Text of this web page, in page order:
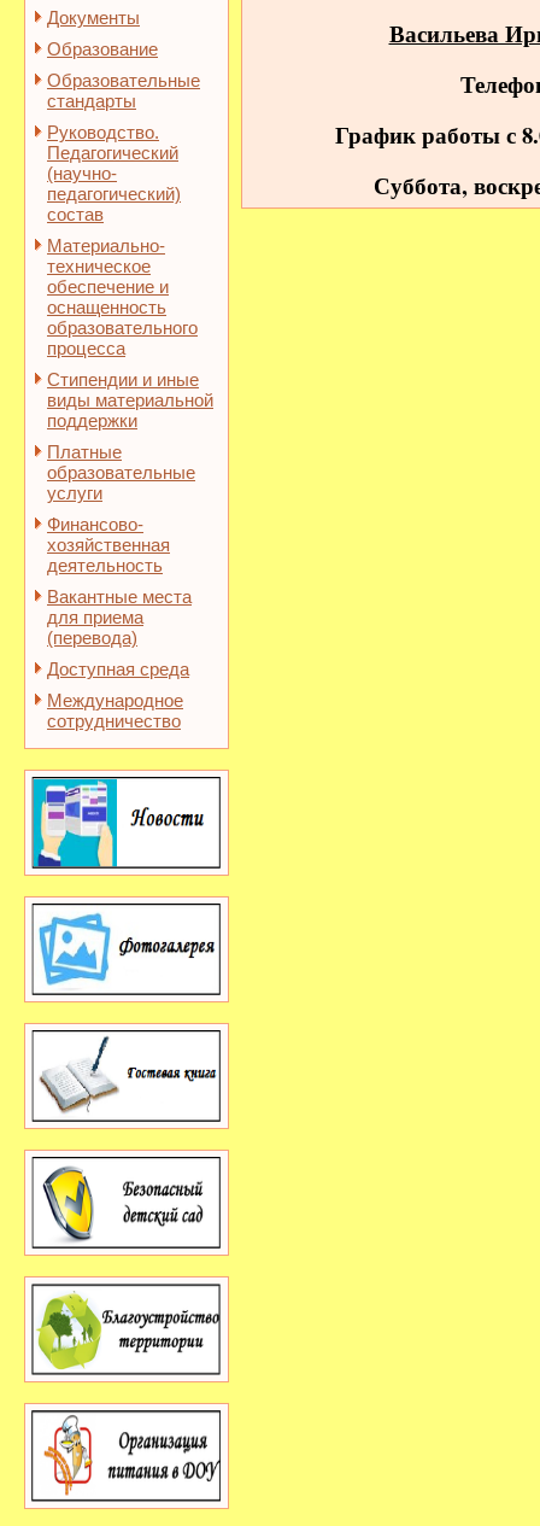
Документы
Образование
Образовательные
стандарты
Руководство.
Педагогический
(научно-
педагогический)
состав
Материально-
техническое
обеспечение и
оснащенность
образовательного
процесса
Стипендии и иные
виды материальной
поддержки
Платные
образовательные
услуги
Финансово-
хозяйственная
деятельность
Вакантные места
для приема
(перевода)
Доступная среда
Международное
сотрудничество
Васильева
График работы с
Суббота,